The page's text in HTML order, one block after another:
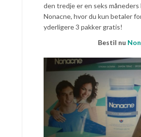
den tredje er en seks måneders
Nonacne, hvor du kun betaler
yderligere 3 pakker gratis!
Bestil nu